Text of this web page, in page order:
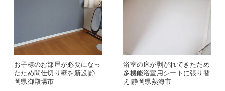
お子様のお部屋が必要になっ
たため間仕切り壁を新設|静
岡県御殿場市
浴室の床が剥がれてきたため
多機能浴室用シートに張り替
え|静岡県熱海市